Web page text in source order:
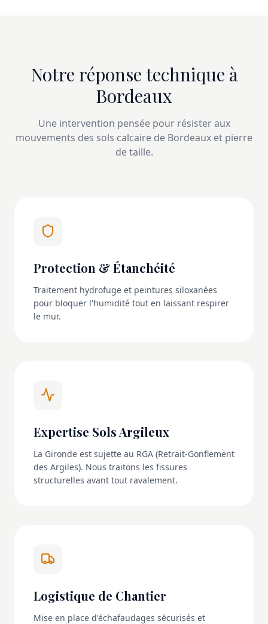
Notre réponse technique à
Bordeaux
Une intervention pensée pour résister aux
mouvements des sols calcaire de Bordeaux et pierre
de taille.
Protection & Étanchéité
Traitement hydrofuge et peintures siloxanées
pour bloquer l'humidité tout en laissant respirer
le mur.
Expertise Sols Argileux
La Gironde est sujette au RGA (Retrait-Gonflement
des Argiles). Nous traitons les fissures
structurelles avant tout ravalement.
Logistique de Chantier
Mise en place d'échafaudages sécurisés et